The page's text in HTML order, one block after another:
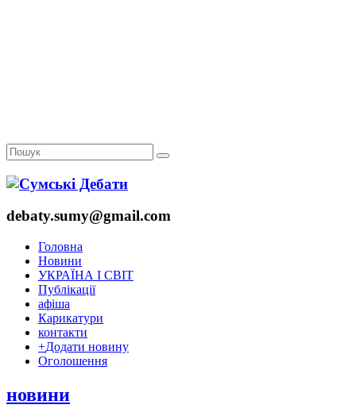
debaty.sumy@gmail.com
Головна
Новини
УКРАЇНА І СВІТ
Публікації
афіша
Карикатури
контакти
+Додати новину
Оголошення
новини